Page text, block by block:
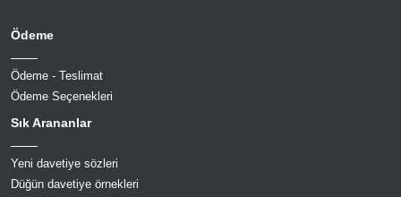
Ödeme
Ödeme - Teslimat
Ödeme Seçenekleri
Sık Arananlar
Yeni davetiye sözleri
Düğün davetiye örnekleri